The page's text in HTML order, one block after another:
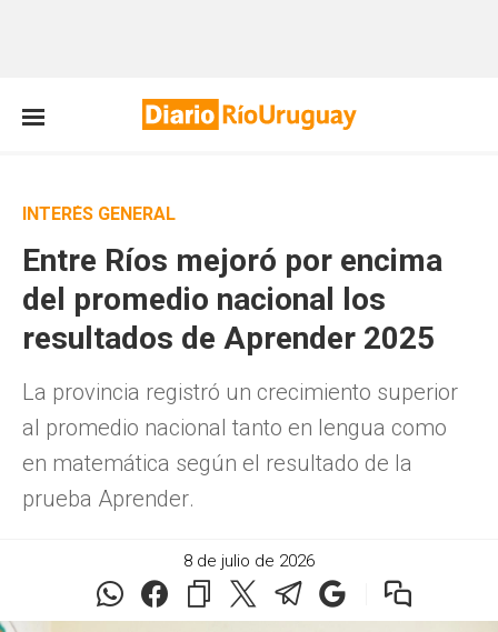
INTERÉS GENERAL
Entre Ríos mejoró por encima
del promedio nacional los
resultados de Aprender 2025
La provincia registró un crecimiento superior
al promedio nacional tanto en lengua como
en matemática según el resultado de la
prueba Aprender.
8 de julio de 2026